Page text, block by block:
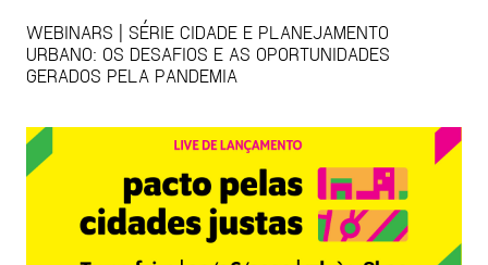
WEBINARS | SÉRIE CIDADE E PLANEJAMENTO
URBANO: OS DESAFIOS E AS OPORTUNIDADES
GERADOS PELA PANDEMIA